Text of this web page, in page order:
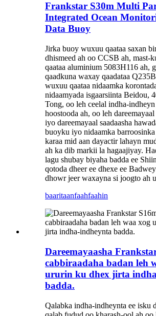
Frankstar S30m Multi
Integrated Ocean
Data Buoy
Jirka buoy wuxuu qaataa saxan
dhismeed ah oo CCSB ah, mast-
qaataa aluminium 5083H116 ah,
qaadkuna waxay qaadataa
wuxuu qaataa nidaamka
nidaamyada isgaarsiinta Beidou,
Tong, oo leh ceelal indha-
hoostooda ah, oo leh
iyo dareemayaal saadaasha
buoyku iyo nidaamka
karaa mid aan dayactir lahayn
ah ka dib markii la hagaajiyay.
lagu shubay biyaha badda ee
qotoda dheer ee dhexe ee
dhowr jeer waxayna si joogto ah
baaritaanfaahfaahin
Dareemayaasha
cabbiraadaha badan leh
ururin ku dhex jirta
badda.
Qalabka indha-indheynta ee isku